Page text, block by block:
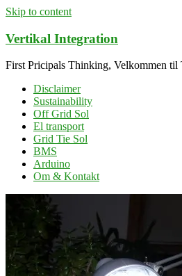
Skip to content
Vertikal Integration
First Pricipals Thinking, Velkommen
Disclaimer
Sustainability
Off Grid Sol
El transport
Grid Tie Sol
BMS
Arduino
Om & Kontakt